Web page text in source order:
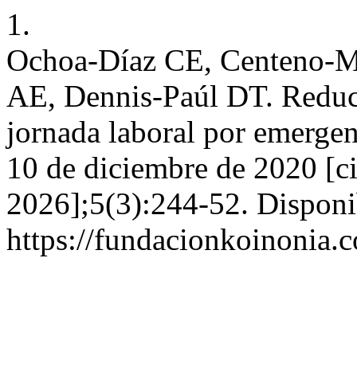
1.
Ochoa-Díaz CE, Centeno-
AE, Dennis-Paúl DT.
jornada laboral por
10 de diciembre de 2020
2026];5(3):244-52.
https://